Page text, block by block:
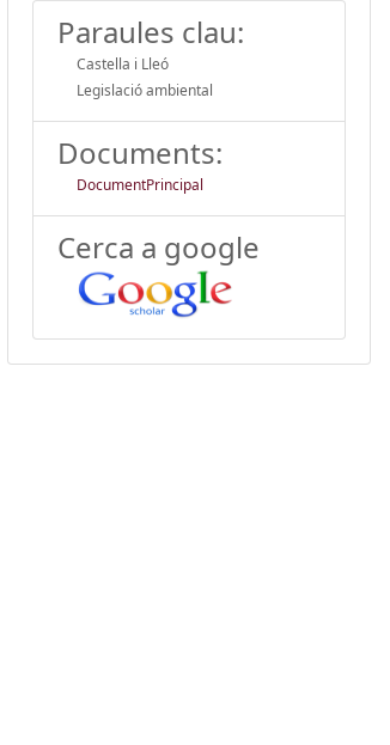
Paraules clau:
Castella i Lleó
Legislació ambiental
Documents:
DocumentPrincipal
Cerca a google